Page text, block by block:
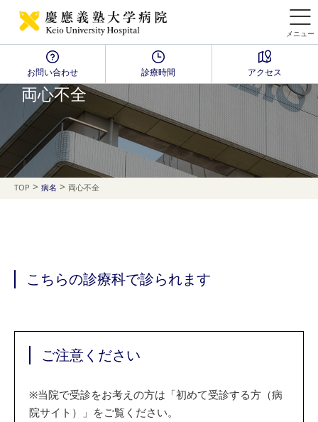
メニュー
お問い合わせ 診療時間 アクセス
Disease Name Search
両心不全
TOP > 病名 > 両心不全
こちらの診療科で診られます
ご注意ください
※当院で受診をお考えの方は「初めて受診する方（病
院サイト）」をご覧ください。